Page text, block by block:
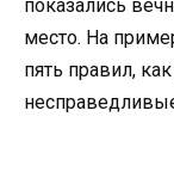
показались
место. На
пять правил,